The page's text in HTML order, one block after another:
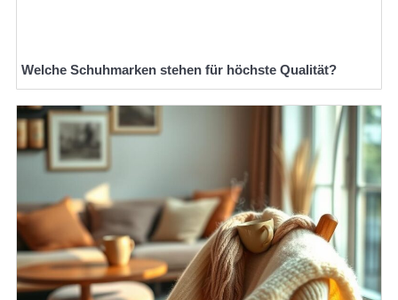
Welche Schuhmarken stehen für höchste Qualität?